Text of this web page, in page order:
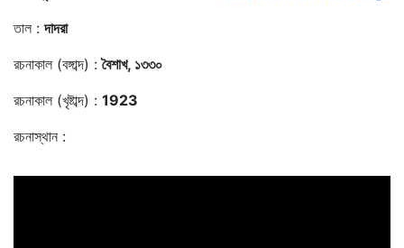
তাল :দাদরা
রচনাকাল (বঙ্গাব্দ) :বৈশাখ, ১৩৩০
রচনাকাল (খৃষ্টাব্দ) : 1923
রচনাস্থান :